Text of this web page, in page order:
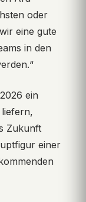
oder
eine gute
in den
ein
Zukunft
einer